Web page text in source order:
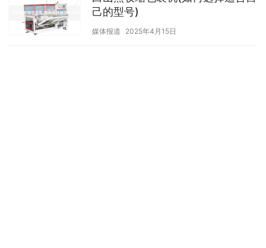
己的型号)
媒体报道 2025年4月15日